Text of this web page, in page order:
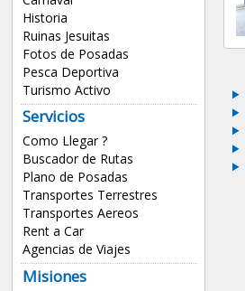
Historia
Ruinas Jesuitas
Fotos de Posadas
Pesca Deportiva
Turismo Activo
Servicios
Como Llegar ?
Buscador de Rutas
Plano de Posadas
Transportes Terrestres
Transportes Aereos
Rent a Car
Agencias de Viajes
Misiones